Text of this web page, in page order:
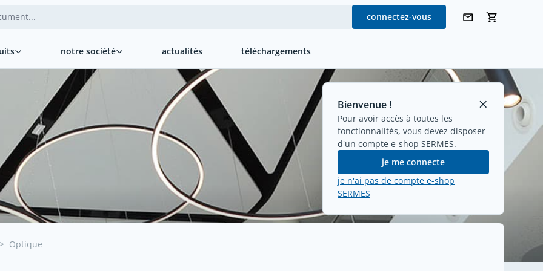
connectez-vous
Bienvenue !
Pour avoir accès à toutes les
fonctionnalités, vous devez disposer
d'un compte e-shop SERMES.
je me connecte
je n'ai pas de compte e-shop
SERMES
notre société actualités téléchargements
> Optique